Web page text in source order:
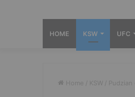
HOME KSW UFC
Home / KSW /